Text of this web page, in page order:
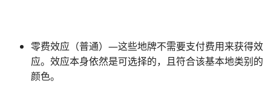
零费效应（普通）—这些地牌不需要支付费用来获得效
应。效应本身依然是可选择的，且符合该基本地类别的
颜色。